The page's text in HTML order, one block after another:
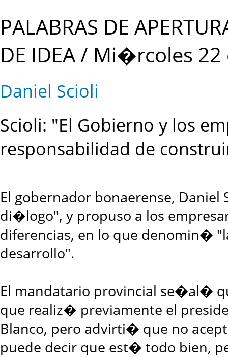
PALABRAS DE
DE IDEA / Mi�rcoles
Daniel Scioli
Scioli: "El Gobierno y los
responsabilidad de
El gobernador bonaerense,
di�logo", y propuso a los
diferencias, en lo que denomin�
desarrollo".
El mandatario provincial se�al�
que realiz� previamente el
Blanco, pero advirti� que no
puede decir que est� todo bien,